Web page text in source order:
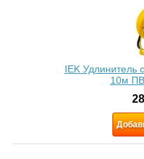
IEK Удлинитель
10м